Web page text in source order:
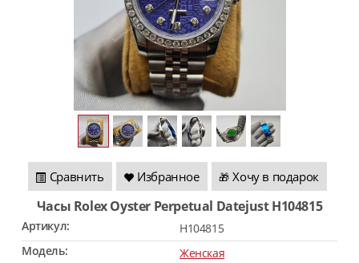
Сравнить Избранное 🎁 Хочу в подарок
Часы Rolex Oyster Perpetual Datejust H104815
Артикул:
H104815
Модель:
Женская